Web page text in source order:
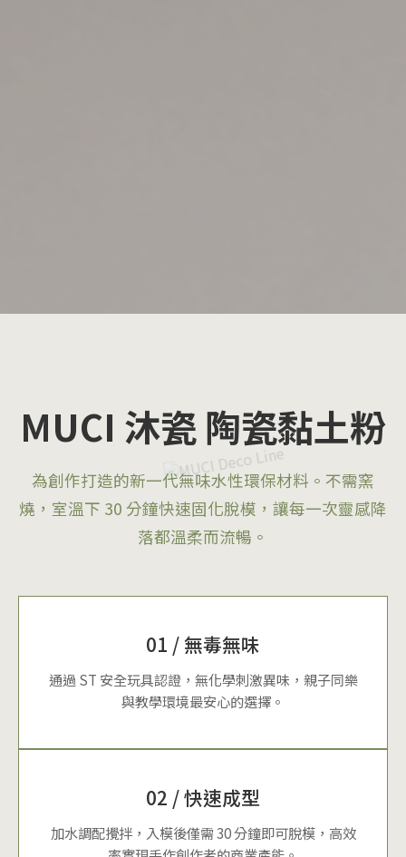
MUCI 沐瓷 陶瓷黏土粉
為創作打造的新一代無味水性環保材料。不需窯
燒，室溫下 30 分鐘快速固化脫模，讓每一次靈感降
落都溫柔而流暢。
01 / 無毒無味
通過 ST 安全玩具認證，無化學刺激異味，親子同樂
與教學環境最安心的選擇。
02 / 快速成型
加水調配攪拌，入模後僅需 30 分鐘即可脫模，高效